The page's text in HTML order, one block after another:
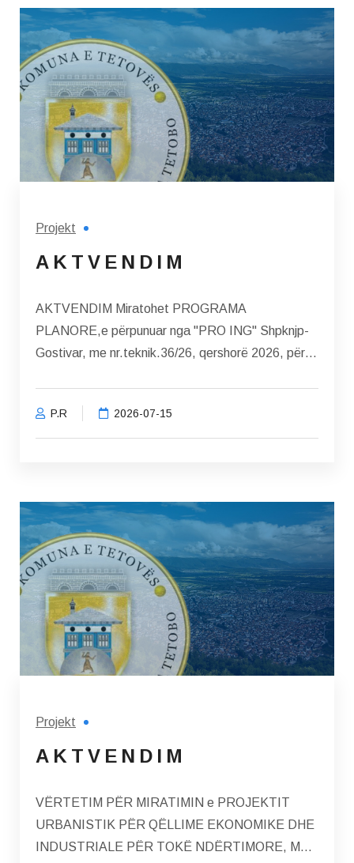
Projekt
A K T V E N D I M
AKTVENDIM Miratohet PROGRAMA
PLANORE,e përpunuar nga "PRO ING" Shpknjp-
Gostivar, me nr.teknik.36/26, qershorë 2026, për
P.R 2026-07-15
Projekt
A K T V E N D I M
VËRTETIM PËR MIRATIMIN e PROJEKTIT
URBANISTIK PËR QËLLIME EKONOMIKE DHE
INDUSTRIALE PËR TOKË NDËRTIMORE, ME